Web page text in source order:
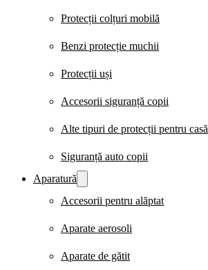
Protecții colțuri mobilă
Benzi protecție muchii
Protecții uși
Accesorii siguranță copii
Alte tipuri de protecții pentru casă
Siguranță auto copii
Aparatură
Accesorii pentru alăptat
Aparate aerosoli
Aparate de gătit